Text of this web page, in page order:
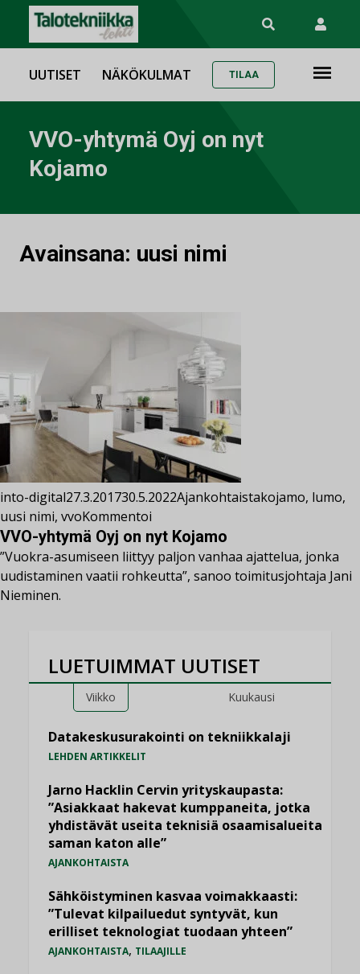
UUTISET NÄKÖKULMAT TILAA
VVO-yhtymä Oyj on nyt
Kojamo
Avainsana: uusi nimi
into-digital27.3.201730.5.2022Ajankohtaistakojamo, lumo,
uusi nimi, vvoKommentoi
VVO-yhtymä Oyj on nyt Kojamo
”Vuokra-asumiseen liittyy paljon vanhaa ajattelua, jonka
uudistaminen vaatii rohkeutta”, sanoo toimitusjohtaja Jani
Nieminen.
LUETUIMMAT UUTISET
Viikko Kuukausi
Datakeskusurakointi on tekniikkalaji
LEHDEN ARTIKKELIT
Jarno Hacklin Cervin yrityskaupasta:
”Asiakkaat hakevat kumppaneita, jotka
yhdistävät useita teknisiä osaamisalueita
saman katon alle”
AJANKOHTAISTA
Sähköistyminen kasvaa voimakkaasti:
”Tulevat kilpailuedut syntyvät, kun
erilliset teknologiat tuodaan yhteen”
AJANKOHTAISTA, TILAAJILLE